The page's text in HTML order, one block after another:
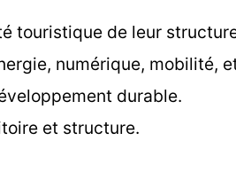
touristique de leur
numérique, mobilité,
durable.
et structure.